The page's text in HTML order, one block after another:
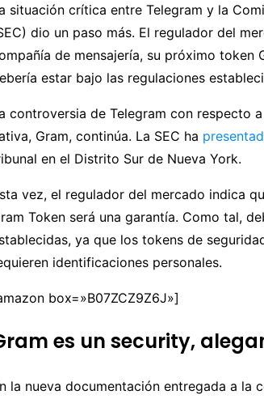
situación crítica entre Telegram y la
dio un paso más. El regulador del
de mensajería, su próximo
estar bajo las regulaciones
controversia de Telegram con respecto
Gram, continúa. La SEC ha
en el Distrito Sur de Nueva York.
vez, el regulador del mercado indica
Token será una garantía. Como tal,
ya que los tokens de
identificaciones personales.
box=»B07ZCZ9Z6J»]
es un security,
la nueva documentación entregada a la